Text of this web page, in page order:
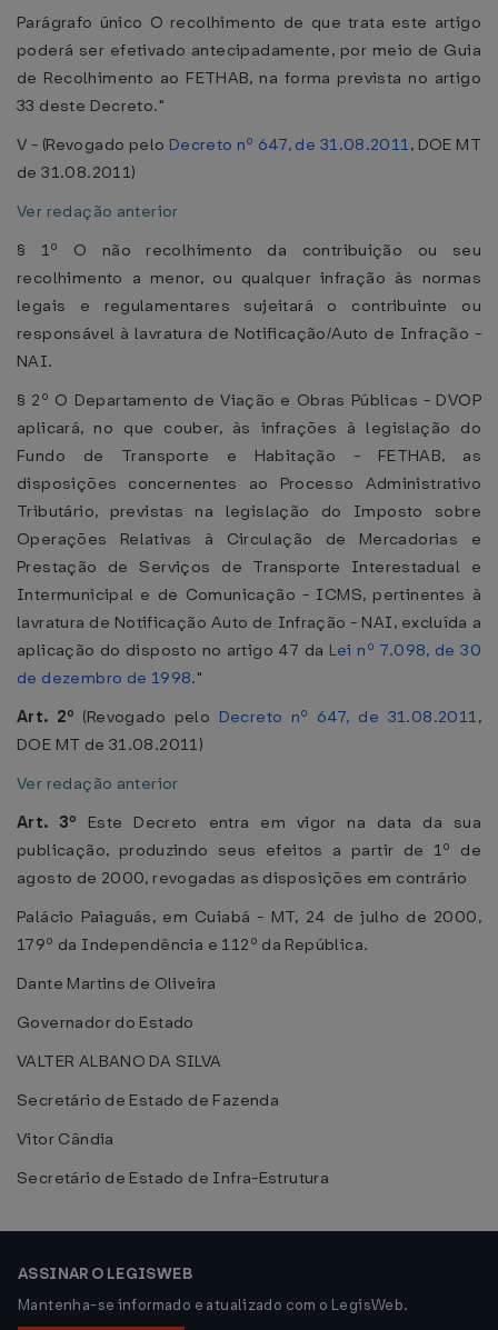
Parágrafo único O recolhimento de que trata este artigo
poderá ser efetivado antecipadamente, por meio de Guia
de Recolhimento ao FETHAB, na forma prevista no artigo
33 deste Decreto."
V - (Revogado pelo Decreto nº 647, de 31.08.2011, DOE MT
de 31.08.2011)
Ver redação anterior
§ 1º O não recolhimento da contribuição ou seu
recolhimento a menor, ou qualquer infração às normas
legais e regulamentares sujeitará o contribuinte ou
responsável à lavratura de Notificação/Auto de Infração -
NAI.
§ 2º O Departamento de Viação e Obras Públicas - DVOP
aplicará, no que couber, às infrações à legislação do
Fundo de Transporte e Habitação - FETHAB, as
disposições concernentes ao Processo Administrativo
Tributário, previstas na legislação do Imposto sobre
Operações Relativas à Circulação de Mercadorias e
Prestação de Serviços de Transporte Interestadual e
Intermunicipal e de Comunicação - ICMS, pertinentes à
lavratura de Notificação Auto de Infração - NAI, excluída a
aplicação do disposto no artigo 47 da Lei nº 7.098, de 30
de dezembro de 1998."
Art. 2º (Revogado pelo Decreto nº 647, de 31.08.2011,
DOE MT de 31.08.2011)
Ver redação anterior
Art. 3º Este Decreto entra em vigor na data da sua
publicação, produzindo seus efeitos a partir de 1º de
agosto de 2000, revogadas as disposições em contrário
Palácio Paiaguás, em Cuiabá - MT, 24 de julho de 2000,
179º da Independência e 112º da República.
Dante Martins de Oliveira
Governador do Estado
VALTER ALBANO DA SILVA
Secretário de Estado de Fazenda
Vitor Cândia
Secretário de Estado de Infra-Estrutura
ASSINAR O LEGISWEB
Mantenha-se informado e atualizado com o LegisWeb.